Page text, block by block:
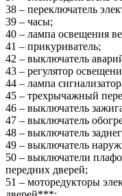
38 – переключатель
39 – часы;
40 – лампа освещения
41 – прикуриватель;
42 – выключатель
43 – регулятор
44 – лампа
45 – трехрычажный
46 – выключатель
47 – выключатель
48 – выключатель
49 – выключатель
50 – выключатели
передних дверей;
51 – моторедукторы